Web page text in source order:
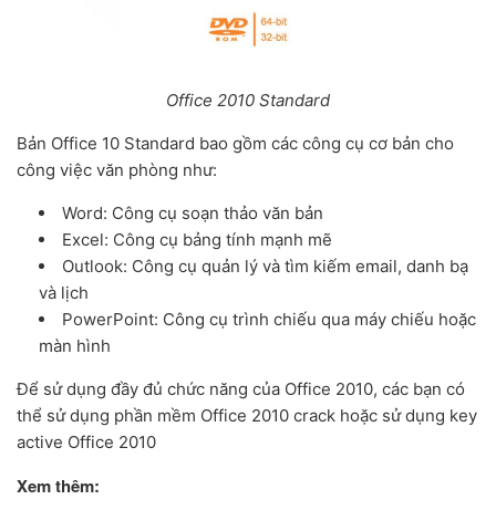
Office 2010 Standard
Bản Office 10 Standard bao gồm các công cụ cơ bản cho
công việc văn phòng như:
Word: Công cụ soạn thảo văn bản
Excel: Công cụ bảng tính mạnh mẽ
Outlook: Công cụ quản lý và tìm kiếm email, danh bạ
và lịch
PowerPoint: Công cụ trình chiếu qua máy chiếu hoặc
màn hình
Để sử dụng đầy đủ chức năng của Office 2010, các bạn có
thể sử dụng phần mềm Office 2010 crack hoặc sử dụng key
active Office 2010
Xem thêm: